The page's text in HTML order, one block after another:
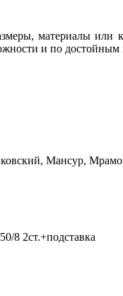
материалы или
и по достойным
Мансур,
8 2ст.+подставка